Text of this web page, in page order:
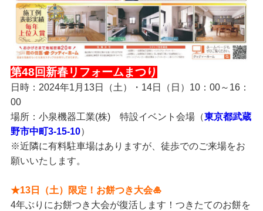
第48回新春リフォームまつり
日時：2024年1月13日（土）・14日（日）10：00～16：
00
場所：小泉機器工業(株) 特設イベント会場（東京都武蔵
野市中町3-15-10）
※近隣に有料駐車場はありますが、徒歩でのご来場をお
願いいたします。
★13日（土）限定！お餅つき大会🎍
4年ぶりにお餅つき大会が復活します！つきたてのお餅を